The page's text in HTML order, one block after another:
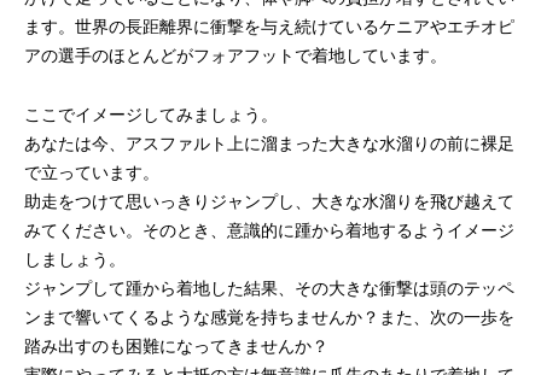
ます。世界の長距離界に衝撃を与え続けているケニアやエチオピ
アの選手のほとんどがフォアフットで着地しています。
ここでイメージしてみましょう。
あなたは今、アスファルト上に溜まった大きな水溜りの前に裸足
で立っています。
助走をつけて思いっきりジャンプし、大きな水溜りを飛び越えて
みてください。そのとき、意識的に踵から着地するようイメージ
しましょう。
ジャンプして踵から着地した結果、その大きな衝撃は頭のテッペ
ンまで響いてくるような感覚を持ちませんか？また、次の一歩を
踏み出すのも困難になってきませんか？